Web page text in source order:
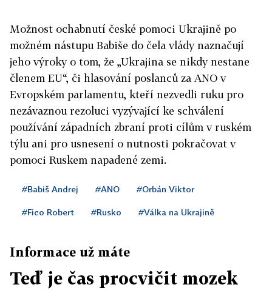
Možnost ochabnutí české pomoci Ukrajině po
možném nástupu Babiše do čela vlády naznačují
jeho výroky o tom, že „Ukrajina se nikdy nestane
členem EU“, či hlasování poslanců za ANO v
Evropském parlamentu, kteří nezvedli ruku pro
nezávaznou rezoluci vyzývající ke schválení
používání západních zbraní proti cílům v ruském
týlu ani pro usnesení o nutnosti pokračovat v
pomoci Ruskem napadené zemi.
#Babiš Andrej #ANO #Orbán Viktor
#Fico Robert #Rusko #Válka na Ukrajině
Informace už máte
Teď je čas procvičit mozek